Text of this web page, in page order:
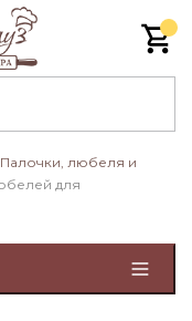
Палочки, любеля и
для